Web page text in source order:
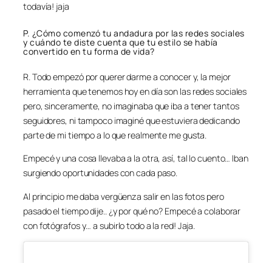
todavía! jaja
P. ¿Cómo comenzó tu andadura por las redes sociales
y cuándo te diste cuenta que tu estilo se había
convertido en tu forma de vida?
R. Todo empezó por querer darme a conocer y, la mejor
herramienta que tenemos hoy en día son las redes sociales
pero, sinceramente, no imaginaba que iba a tener tantos
seguidores, ni tampoco imaginé que estuviera dedicando
parte de mi tiempo a lo que realmente me gusta.
Empecé y una cosa llevaba a la otra, así, tal lo cuento… Iban
surgiendo oportunidades con cada paso.
Al principio me daba vergüenza salir en las fotos pero
pasado el tiempo dije.. ¿y por qué no? Empecé a colaborar
con fotógrafos y… a subirlo todo a la red! Jaja.